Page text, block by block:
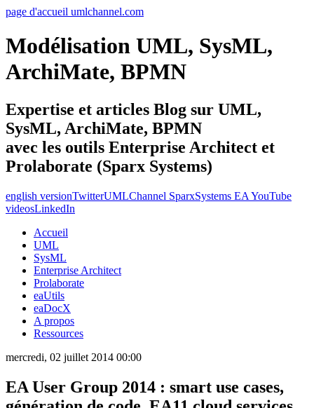
page d'accueil umlchannel.com
Modélisation UML, SysML,
ArchiMate, BPMN
Expertise et articles Blog sur UML,
SysML, ArchiMate, BPMN
avec les outils Enterprise Architect et
Prolaborate (Sparx Systems)
english versionTwitterUMLChannel SparxSystems EA YouTube
videosLinkedIn
Accueil
UML
SysML
Enterprise Architect
Prolaborate
eaUtils
eaDocX
A propos
Ressources
mercredi, 02 juillet 2014 00:00
EA User Group 2014 : smart use cases,